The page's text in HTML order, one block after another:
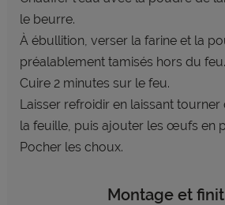
le beurre.
À ébullition, verser la farine et la
préalablement tamisés hors du feu.
Cuire 2 minutes sur le feu.
Laisser refroidir en laissant tourner
la feuille, puis ajouter les œufs en
Pocher les choux.
Montage et